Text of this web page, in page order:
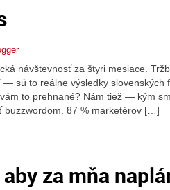
návštevnosť za štyri mesiace.
sú to reálne výsledky slovenských
to prehnané? Nám tiež — kým
buzzwordom. 87 % marketérov […]
za mňa